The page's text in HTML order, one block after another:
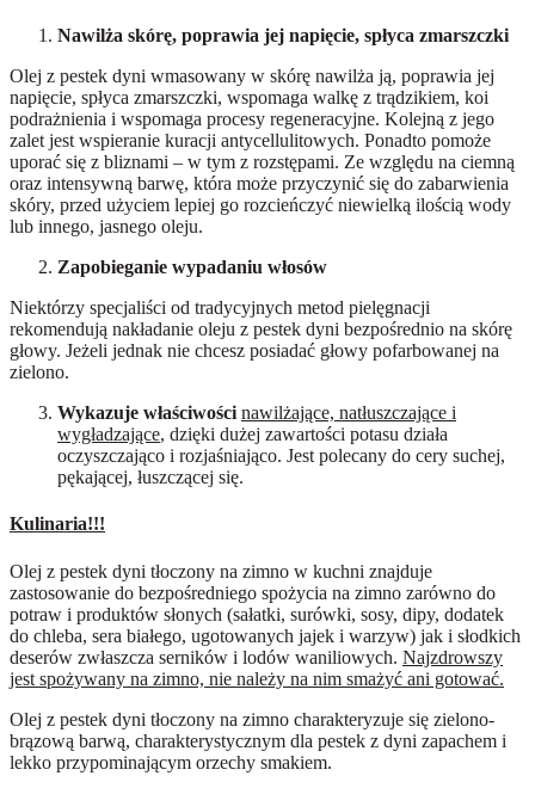
Nawilża skórę, poprawia jej napięcie, spłyca zmarszczki
Olej z pestek dyni wmasowany w skórę nawilża ją, poprawia jej
napięcie, spłyca zmarszczki, wspomaga walkę z trądzikiem, koi
podrażnienia i wspomaga procesy regeneracyjne. Kolejną z jego
zalet jest wspieranie kuracji antycellulitowych. Ponadto pomoże
uporać się z bliznami – w tym z rozstępami. Ze względu na ciemną
oraz intensywną barwę, która może przyczynić się do zabarwienia
skóry, przed użyciem lepiej go rozcieńczyć niewielką ilością wody
lub innego, jasnego oleju.
Zapobieganie wypadaniu włosów
Niektórzy specjaliści od tradycyjnych metod pielęgnacji
rekomendują nakładanie oleju z pestek dyni bezpośrednio na skórę
głowy. Jeżeli jednak nie chcesz posiadać głowy pofarbowanej na
zielono.
Wykazuje właściwości nawilżające, natłuszczające i
wygładzające, dzięki dużej zawartości potasu działa
oczyszczająco i rozjaśniająco. Jest polecany do cery suchej,
pękającej, łuszczącej się.
Kulinaria!!!
Olej z pestek dyni tłoczony na zimno w kuchni znajduje
zastosowanie do bezpośredniego spożycia na zimno zarówno do
potraw i produktów słonych (sałatki, surówki, sosy, dipy, dodatek
do chleba, sera białego, ugotowanych jajek i warzyw) jak i słodkich
deserów zwłaszcza serników i lodów waniliowych. Najzdrowszy
jest spożywany na zimno, nie należy na nim smażyć ani gotować.
Olej z pestek dyni tłoczony na zimno charakteryzuje się zielono-
brązową barwą, charakterystycznym dla pestek z dyni zapachem i
lekko przypominającym orzechy smakiem.